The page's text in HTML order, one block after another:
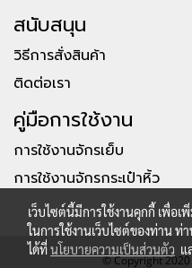
สนับสนุน
วิธีการสั่งสินค้า
ติดต่อเรา
คู่มือการใช้งาน
การใช้งานจักรเย็บ
การใช้งานจักรกระเป๋าหิ้ว
© Copyright 2020
เว็บไซต์นี้มีการใช้งานคุกกี้ เพื่อ
ในการใช้งานเว็บไซต์ของท่าน ท่
ได้ที่นโยบายความเป็นส่วนตัว แ